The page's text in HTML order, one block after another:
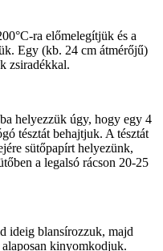
ra előmelegítjük és a
Egy (kb. 24 cm átmérőjű)
zsiradékkal.
helyezzük úgy, hogy egy 4
tésztát behajtjuk. A tésztát
sütőpapírt helyezünk,
a legalsó rácson 20-25
ideig blansírozzuk, majd
kinyomkodjuk.